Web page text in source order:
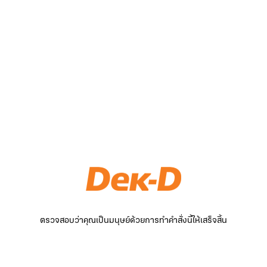
ตรวจสอบว่าคุณเป็นมนุษย์ด้วยการทำคำสั่งนี้ให้เสร็จสิ้น